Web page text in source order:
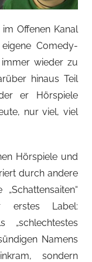
Offenen Kanal
Comedy-
wieder zu
hinaus Teil
er Hörspiele
nur viel, viel
Hörspiele und
durch andere
Label:
„schlechtestes
Namens
sondern